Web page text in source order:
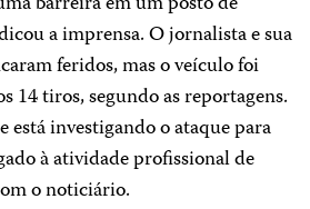
a imprensa. O jornalista e sua
feridos, mas o veículo foi
14 tiros, segundo as reportagens.
investigando o ataque para
à atividade profissional de
o noticiário.